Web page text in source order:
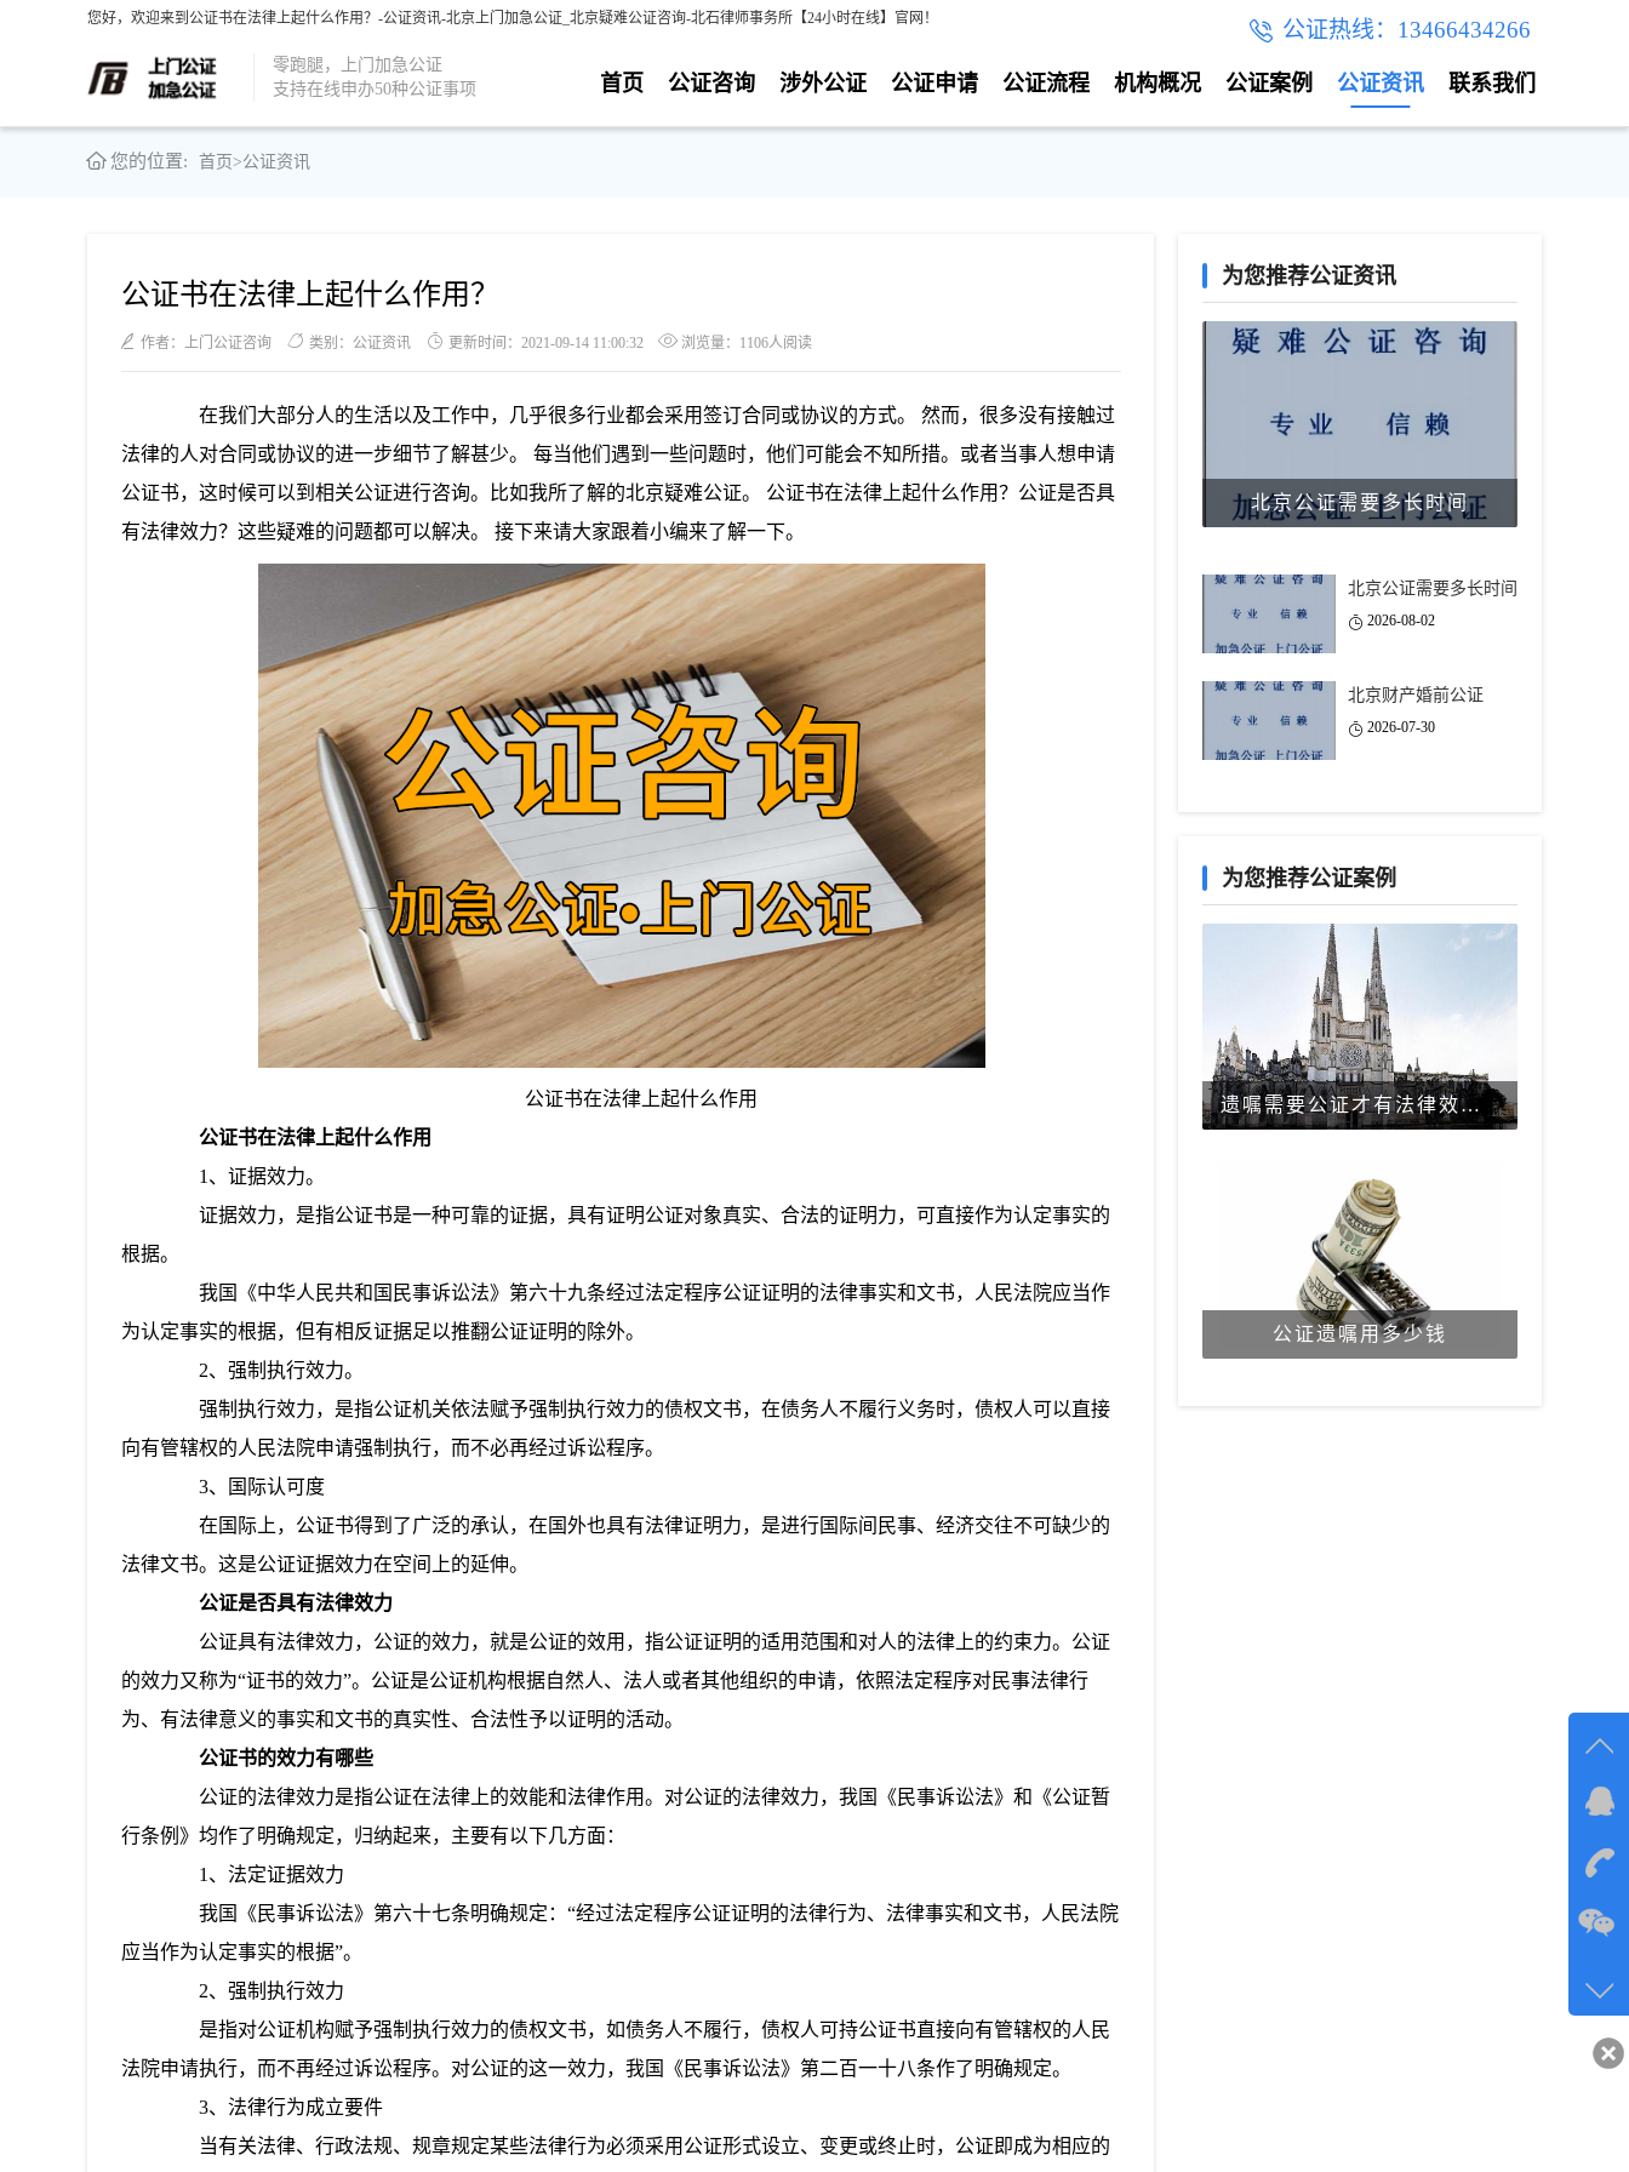
您好，欢迎来到公证书在法律上起什么作用？-公证资讯-北京上门加急公证_北京疑难公证咨询-北石律师事务所【24小时在线】官网！ 公证热线：13466434266
零跑腿，上门加急公证
支持在线申办50种公证事项
联系我们
公证资讯
公证案例
机构概况
公证流程
公证申请
涉外公证
公证咨询
首页
您的位置: 首页>公证资讯
公证书在法律上起什么作用？
作者：上门公证咨询 类别：公证资讯 更新时间：2021-09-14 11:00:32 浏览量：1106人阅读
在我们大部分人的生活以及工作中，几乎很多行业都会采用签订合同或协议的方式。 然而，很多没有接触过
法律的人对合同或协议的进一步细节了解甚少。 每当他们遇到一些问题时，他们可能会不知所措。或者当事人想申请
公证书，这时候可以到相关公证进行咨询。比如我所了解的北京疑难公证。 公证书在法律上起什么作用？公证是否具
有法律效力？这些疑难的问题都可以解决。 接下来请大家跟着小编来了解一下。
公证书在法律上起什么作用
公证书在法律上起什么作用
1、证据效力。
证据效力，是指公证书是一种可靠的证据，具有证明公证对象真实、合法的证明力，可直接作为认定事实的
根据。
我国《中华人民共和国民事诉讼法》第六十九条经过法定程序公证证明的法律事实和文书，人民法院应当作
为认定事实的根据，但有相反证据足以推翻公证证明的除外。
2、强制执行效力。
强制执行效力，是指公证机关依法赋予强制执行效力的债权文书，在债务人不履行义务时，债权人可以直接
向有管辖权的人民法院申请强制执行，而不必再经过诉讼程序。
3、国际认可度
在国际上，公证书得到了广泛的承认，在国外也具有法律证明力，是进行国际间民事、经济交往不可缺少的
法律文书。这是公证证据效力在空间上的延伸。
公证是否具有法律效力
公证具有法律效力，公证的效力，就是公证的效用，指公证证明的适用范围和对人的法律上的约束力。公证
的效力又称为“证书的效力”。公证是公证机构根据自然人、法人或者其他组织的申请，依照法定程序对民事法律行
为、有法律意义的事实和文书的真实性、合法性予以证明的活动。
公证书的效力有哪些
公证的法律效力是指公证在法律上的效能和法律作用。对公证的法律效力，我国《民事诉讼法》和《公证暂
行条例》均作了明确规定，归纳起来，主要有以下几方面：
1、法定证据效力
我国《民事诉讼法》第六十七条明确规定：“经过法定程序公证证明的法律行为、法律事实和文书，人民法院
应当作为认定事实的根据”。
2、强制执行效力
是指对公证机构赋予强制执行效力的债权文书，如债务人不履行，债权人可持公证书直接向有管辖权的人民
法院申请执行，而不再经过诉讼程序。对公证的这一效力，我国《民事诉讼法》第二百一十八条作了明确规定。
3、法律行为成立要件
当有关法律、行政法规、规章规定某些法律行为必须采用公证形式设立、变更或终止时，公证即成为相应的
为您推荐公证资讯
北京公证需要多长时间
北京公证需要多长时间
2026-08-02
北京财产婚前公证
2026-07-30
为您推荐公证案例
遗嘱需要公证才有法律效力吗？
公证遗嘱用多少钱
在线
咨询
客服